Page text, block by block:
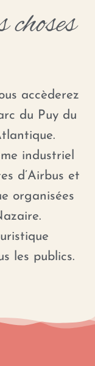
accèderez
du Puy du
industriel
d’Airbus et
organisées
les publics.